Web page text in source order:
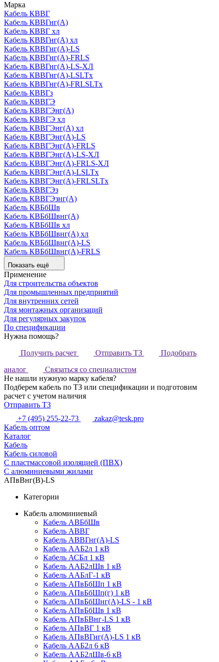
Марка
Кабель КВВГ
Кабель КВВГнг(А)
Кабель КВВГ хл
Кабель КВВГнг(А) хл
Кабель КВВГнг(А)-LS
Кабель КВВГнг(А)-FRLS
Кабель КВВГнг(А)-LS-ХЛ
Кабель КВВГнг(А)-LSLTx
Кабель КВВГнг(А)-FRLSLTx
Кабель КВВГз
Кабель КВВГЭ
Кабель КВВГЭнг(А)
Кабель КВВГЭ хл
Кабель КВВГЭнг(А) хл
Кабель КВВГЭнг(А)-LS
Кабель КВВГЭнг(А)-FRLS
Кабель КВВГЭнг(А)-LS-ХЛ
Кабель КВВГЭнг(А)-FRLS-ХЛ
Кабель КВВГЭнг(А)-LSLTx
Кабель КВВГЭнг(А)-FRLSLTx
Кабель КВВГЭз
Кабель КВВГЭзнг(А)
Кабель КВБбШв
Кабель КВБбШвнг(А)
Кабель КВБбШв хл
Кабель КВБбШвнг(А) хл
Кабель КВБбШвнг(А)-LS
Кабель КВБбШвнг(А)-FRLS
Показать ещё
Применение
Для строительства объектов
Для промышленных предприятий
Для внутренних сетей
Для монтажных организаций
Для регулярных закупок
По спецификации
Нужна помощь?
Получить расчет
Отправить ТЗ
Подобрать
аналог
Связаться со специалистом
Не нашли нужную марку кабеля?
Подберем кабель по ТЗ или спецификации и подготовим
расчет с учетом наличия
Отправить ТЗ
+7 (495) 255-22-73
zakaz@tesk.pro
Кабель оптом
Каталог
Кабель
Кабель силовой
С пластмассовой изоляцией (ПВХ)
С алюминиевыми жилами
АПвВнг(B)-LS
Категории
Кабель алюминиевый
Кабель АВБбШв
Кабель АВВГ
Кабель АВВГнг(А)-LS
Кабель ААБ2л 1 кВ
Кабель АСБл 1 кВ
Кабель ААБ2лШв 1 кВ
Кабель ААБлГ-1 кВ
Кабель АПвБбШп 1 кВ
Кабель АПвБбШп(г) 1 кВ
Кабель АПвБбШнг(А)-LS - 1 кВ
Кабель АПвБбШв 1 кВ
Кабель АПвБВнг-LS 1 кВ
Кабель АПвВГ 1 кВ
Кабель АПвВГнг(А)-LS 1 кВ
Кабель ААБ2л 6 кВ
Кабель ААБ2лШв-6 кВ